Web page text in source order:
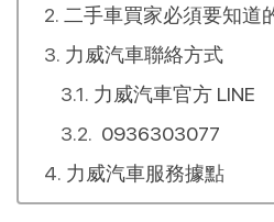
二手車買家必須要知道
力威汽車聯絡方式
力威汽車官方 LINE
0936303077
力威汽車服務據點